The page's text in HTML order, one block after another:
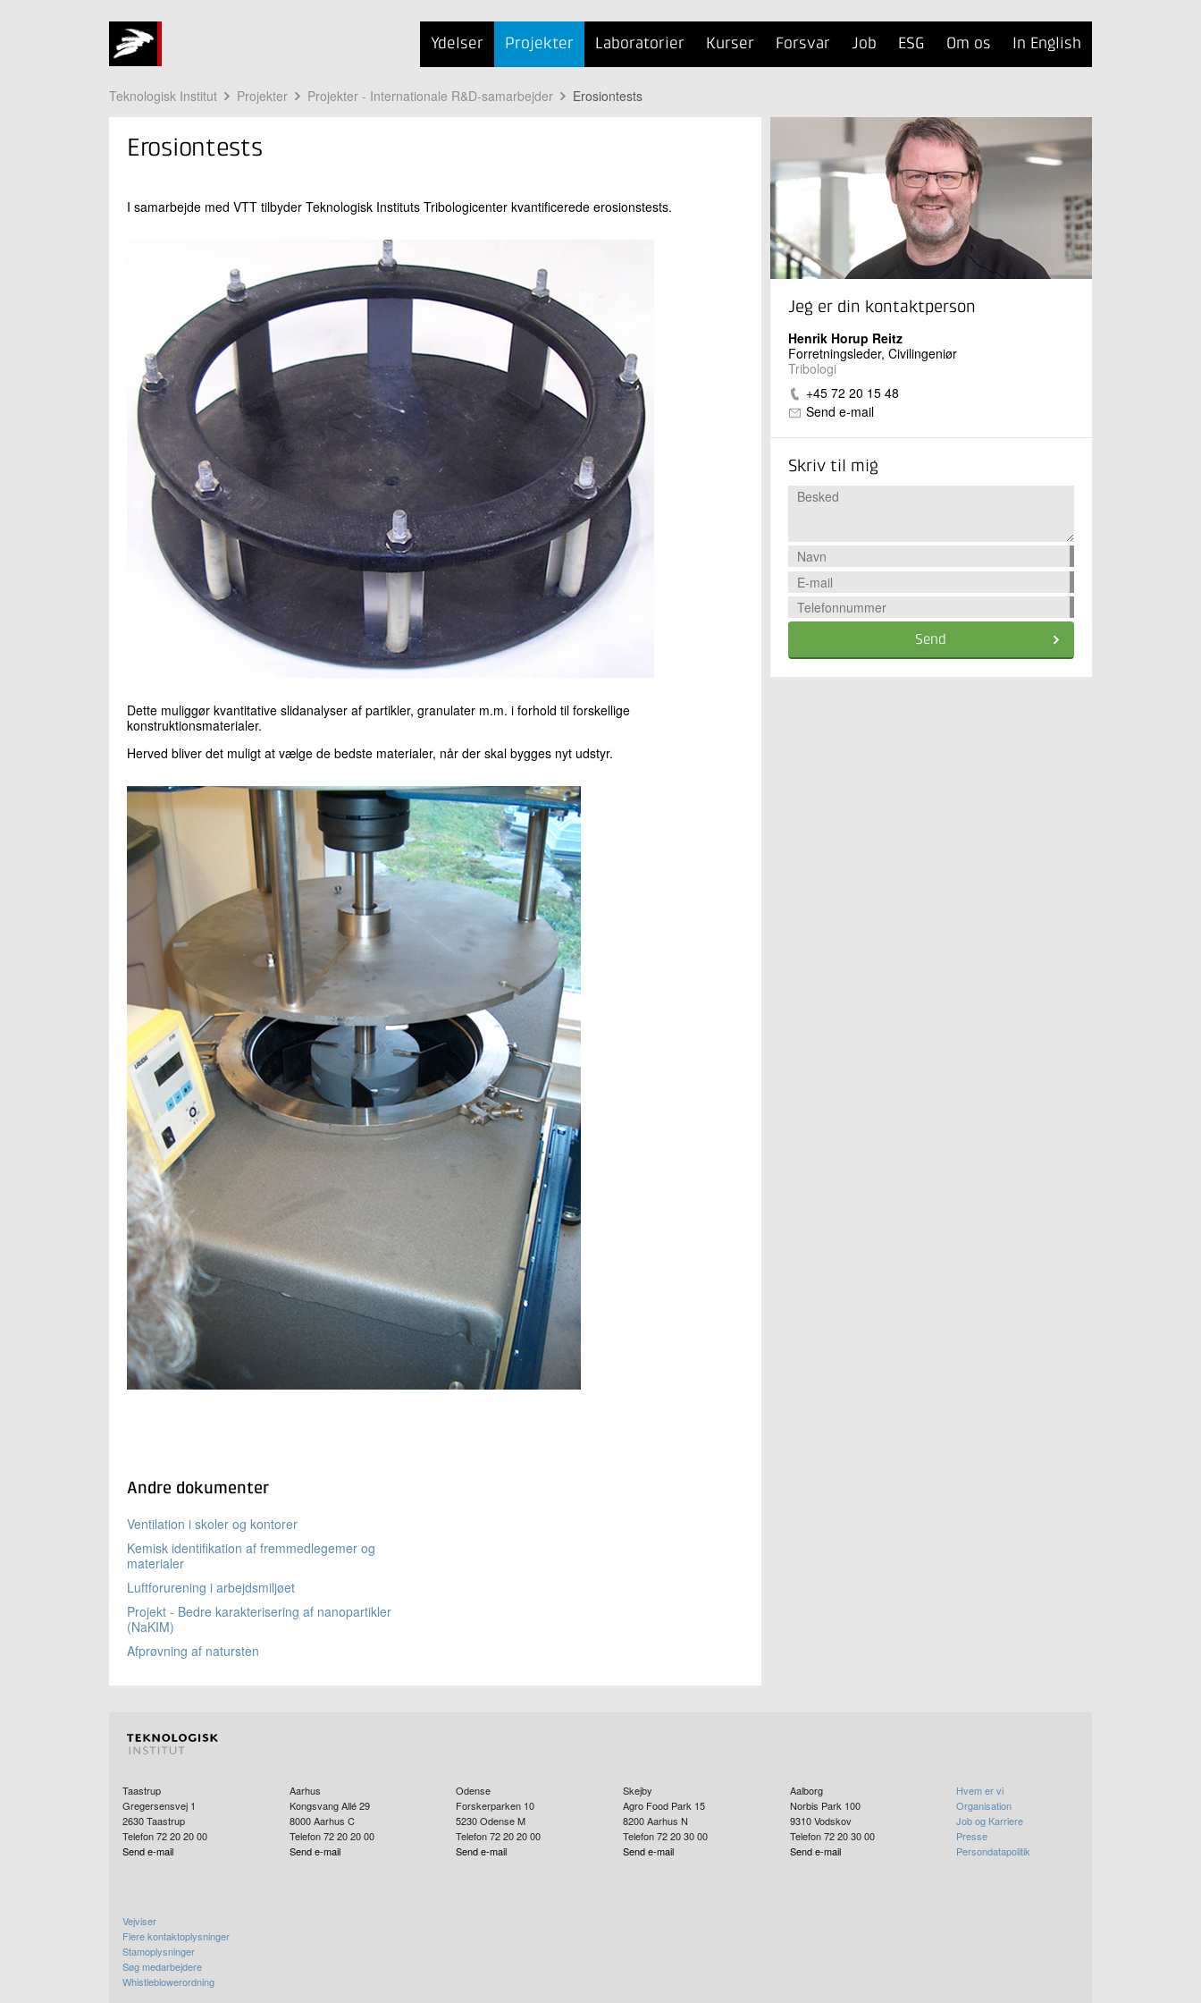
Ydelser Projekter Laboratorier Kurser Forsvar Job ESG Om os In English
Teknologisk Institut Projekter Projekter - Internationale R&D-samarbejder Erosiontests
Erosiontests
I samarbejde med VTT tilbyder Teknologisk Instituts Tribologicenter kvantificerede erosionstests.
Dette muliggør kvantitative slidanalyser af partikler, granulater m.m. i forhold til forskellige
konstruktionsmaterialer.
Herved bliver det muligt at vælge de bedste materialer, når der skal bygges nyt udstyr.
Andre dokumenter
Ventilation i skoler og kontorer
Kemisk identifikation af fremmedlegemer og
materialer
Luftforurening i arbejdsmiljøet
Projekt - Bedre karakterisering af nanopartikler
(NaKIM)
Afprøvning af natursten
Jeg er din kontaktperson
Henrik Horup Reitz
Forretningsleder, Civilingeniør
Tribologi
+45 72 20 15 48
Send e-mail
Skriv til mig
Send
Taastrup
Gregersensvej 1
2630Taastrup
Telefon 72 20 20 00
Send e-mail
Aarhus
Kongsvang Allé 29
8000 Aarhus C
Telefon 72 20 20 00
Send e-mail
Odense
Forskerparken 10
5230 Odense M
Telefon 72 20 20 00
Send e-mail
Skejby
Agro Food Park 15
8200Aarhus N
Telefon 72 20 30 00
Send e-mail
Aalborg
Norbis Park 100
9310 Vodskov
Telefon 72 20 30 00
Send e-mail
Hvem er vi
Organisation
Job og Karriere
Presse
Persondatapolitik
Vejviser
Flere kontaktoplysninger
Stamoplysninger
Søg medarbejdere
Whistleblowerordning